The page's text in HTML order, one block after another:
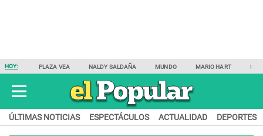
HOY: PLAZA VEA NALDY SALDAÑA MUNDO MARIO HART
ÚLTIMAS NOTICIAS ESPECTÁCULOS ACTUALIDAD DEPORTES